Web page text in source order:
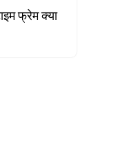
फ्रेम क्या